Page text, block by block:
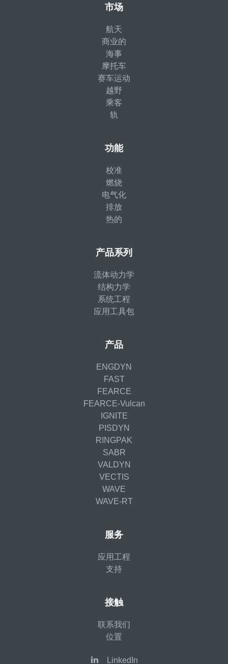
市场
航天
商业的
海事
摩托车
赛车运动
越野
乘客
轨
功能
校准
燃烧
电气化
排放
热的
产品系列
流体动力学
结构力学
系统工程
应用工具包
产品
ENGDYN
FAST
FEARCE
FEARCE-Vulcan
IGNITE
PISDYN
RINGPAK
SABR
VALDYN
VECTIS
WAVE
WAVE-RT
服务
应用工程
支持
接触
联系我们
位置
LinkedIn